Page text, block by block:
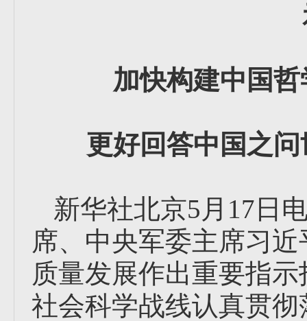
加快构建中国
更好回答中国之
新华社北京5月17日
席、中央军委主席习
质量发展作出重要指
社会科学战线认真贯